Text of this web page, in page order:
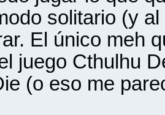
solitario (y
El único meh
juego Cthulhu
(o eso me